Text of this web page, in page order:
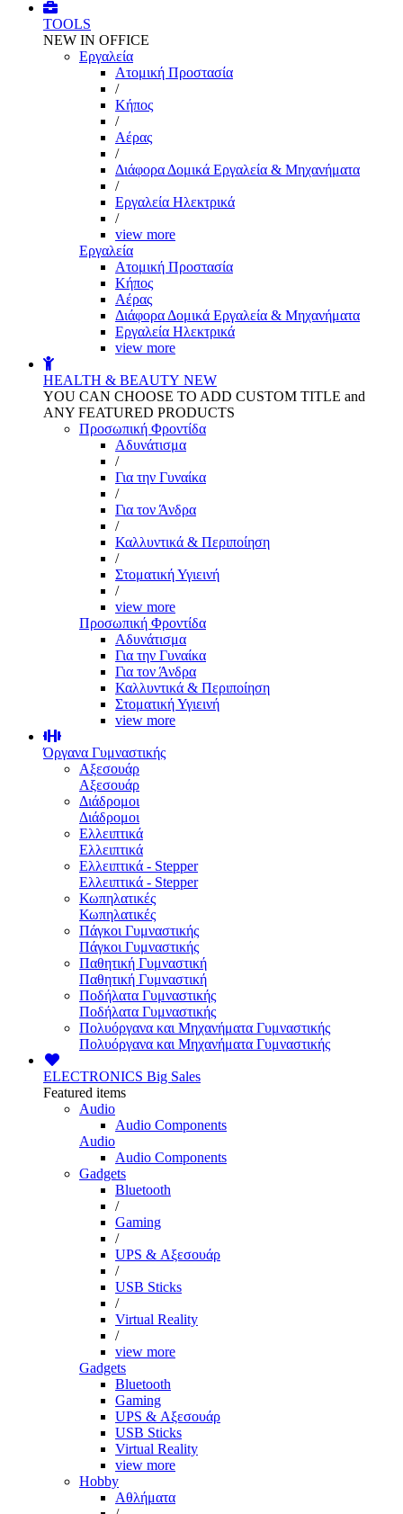
TOOLS
NEW IN OFFICE
Εργαλεία
Aτομική Προστασία
/
Kήπος
/
Αέρας
/
Διάφορα Δομικά Εργαλεία & Μηχανήματα
/
Εργαλεία Ηλεκτρικά
/
view more
Εργαλεία
Aτομική Προστασία
Kήπος
Αέρας
Διάφορα Δομικά Εργαλεία & Μηχανήματα
Εργαλεία Ηλεκτρικά
view more
HEALTH & BEAUTY NEW
YOU CAN CHOOSE TO ADD CUSTOM TITLE and
ANY FEATURED PRODUCTS
Προσωπική Φροντίδα
Αδυνάτισμα
/
Για την Γυναίκα
/
Για τον Άνδρα
/
Καλλυντικά & Περιποίηση
/
Στοματική Υγιεινή
/
view more
Προσωπική Φροντίδα
Αδυνάτισμα
Για την Γυναίκα
Για τον Άνδρα
Καλλυντικά & Περιποίηση
Στοματική Υγιεινή
view more
Όργανα Γυμναστικής
Αξεσουάρ
Αξεσουάρ
Διάδρομοι
Διάδρομοι
Ελλειπτικά
Ελλειπτικά
Ελλειπτικά - Stepper
Ελλειπτικά - Stepper
Κωπηλατικές
Κωπηλατικές
Πάγκοι Γυμναστικής
Πάγκοι Γυμναστικής
Παθητική Γυμναστική
Παθητική Γυμναστική
Ποδήλατα Γυμναστικής
Ποδήλατα Γυμναστικής
Πολυόργανα και Μηχανήματα Γυμναστικής
Πολυόργανα και Μηχανήματα Γυμναστικής
ELECTRONICS Big Sales
Featured items
Audio
Audio Components
Audio
Audio Components
Gadgets
Bluetooth
/
Gaming
/
UPS & Αξεσουάρ
/
USB Sticks
/
Virtual Reality
/
view more
Gadgets
Bluetooth
Gaming
UPS & Αξεσουάρ
USB Sticks
Virtual Reality
view more
Hobby
Αθλήματα